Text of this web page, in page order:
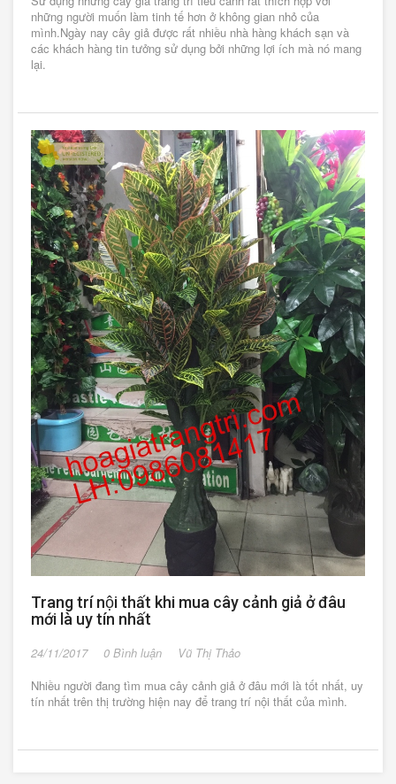
những người muốn làm tinh tế hơn ở không gian nhỏ của
mình.Ngày nay cây giả được rất nhiều nhà hàng khách sạn và
các khách hàng tin tưởng sử dụng bởi những lợi ích mà nó mang
lại.
Trang trí nội thất khi mua cây cảnh giả ở đâu
mới là uy tín nhất
24/11/2017 0 Bình luận
Vũ Thị Thảo
Nhiều người đang tìm mua cây cảnh giả ở đâu mới là tốt nhất, uy
tín nhất trên thị trường hiện nay để trang trí nội thất của mình.